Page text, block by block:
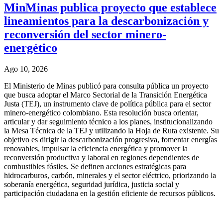
MinMinas publica proyecto que establece
lineamientos para la descarbonización y
reconversión del sector minero-
energético
Ago 10, 2026
El Ministerio de Minas publicó para consulta pública un proyecto
que busca adoptar el Marco Sectorial de la Transición Energética
Justa (TEJ), un instrumento clave de política pública para el sector
minero-energético colombiano. Esta resolución busca orientar,
articular y dar seguimiento técnico a los planes, institucionalizando
la Mesa Técnica de la TEJ y utilizando la Hoja de Ruta existente. Su
objetivo es dirigir la descarbonización progresiva, fomentar energías
renovables, impulsar la eficiencia energética y promover la
reconversión productiva y laboral en regiones dependientes de
combustibles fósiles. Se definen acciones estratégicas para
hidrocarburos, carbón, minerales y el sector eléctrico, priorizando la
soberanía energética, seguridad jurídica, justicia social y
participación ciudadana en la gestión eficiente de recursos públicos.